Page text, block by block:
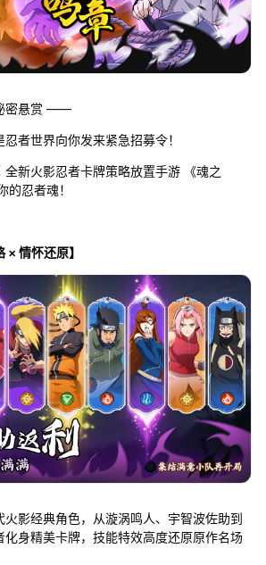
密悬赏 ——
者世界向你发来紧急招募令！
新火影忍者卡牌策略放置手游 《魂之
的忍者魂！
× 情怀还原】
影经典角色，从漩涡鸣人、宇智波佐助到
化身精美卡牌，技能特效高度还原原作名场